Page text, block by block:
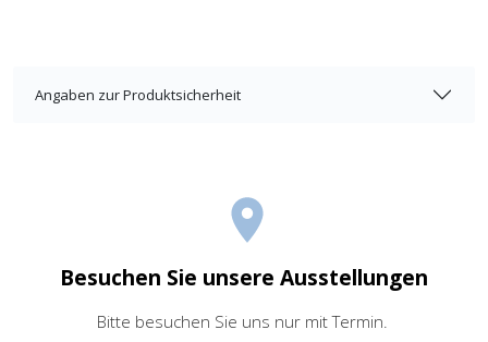
Angaben zur Produktsicherheit
Besuchen Sie unsere Ausstellungen
Bitte besuchen Sie uns nur mit Termin.